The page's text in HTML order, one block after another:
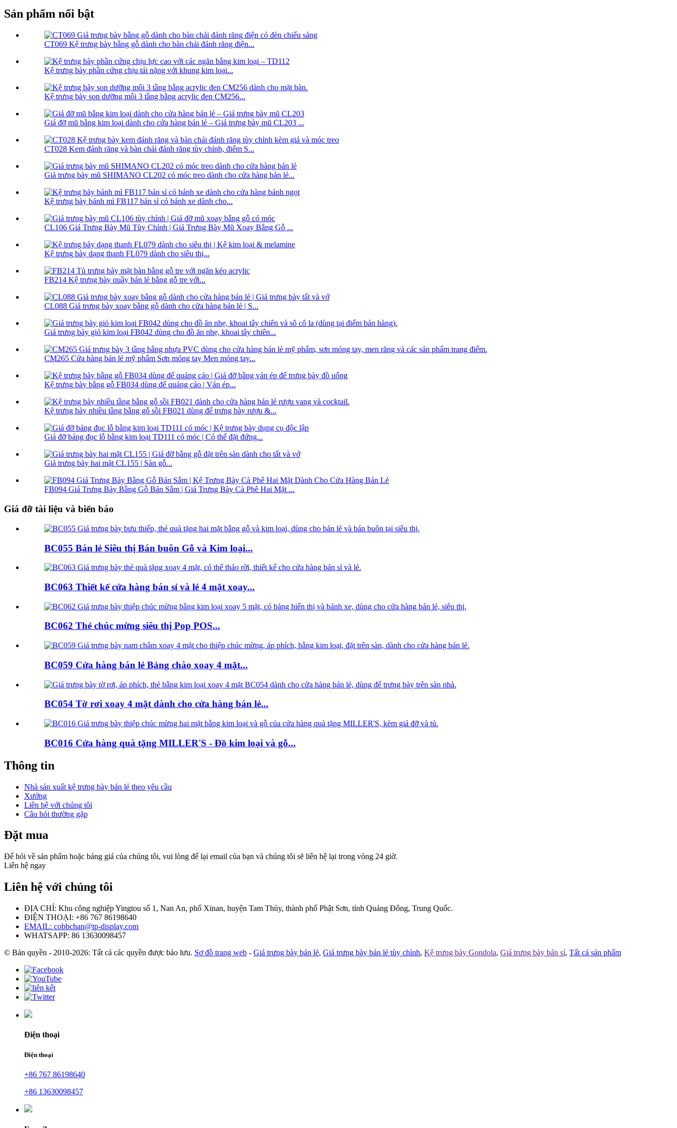
Sản phẩm nổi bật
CT069 Kệ trưng bày bằng gỗ dành cho bàn chải đánh răng điện...
Kệ trưng bày phần cứng chịu tải nặng với khung kim loại...
Kệ trưng bày son dưỡng môi 3 tầng bằng acrylic đen CM256...
Giá đỡ mũ bằng kim loại dành cho cửa hàng bán lẻ – Giá trưng bày mũ CL203 ...
CT028 Kem đánh răng và bàn chải đánh răng tùy chỉnh, điểm S...
Giá trưng bày mũ SHIMANO CL202 có móc treo dành cho cửa hàng bán lẻ...
Kệ trưng bày bánh mì FB117 bán sỉ có bánh xe dành cho...
CL106 Giá Trưng Bày Mũ Tùy Chỉnh | Giá Trưng Bày Mũ Xoay Bằng Gỗ ...
Kệ trưng bày dạng thanh FL079 dành cho siêu thị...
FB214 Kệ trưng bày quầy bán lẻ bằng gỗ tre với...
CL088 Giá trưng bày xoay bằng gỗ dành cho cửa hàng bán lẻ | S...
Giá trưng bày giỏ kim loại FB042 dùng cho đồ ăn nhẹ, khoai tây chiên...
CM265 Cửa hàng bán lẻ mỹ phẩm Sơn móng tay Men móng tay...
Kệ trưng bày bằng gỗ FB034 dùng để quảng cáo | Ván ép...
Kệ trưng bày nhiều tầng bằng gỗ sồi FB021 dùng để trưng bày rượu &...
Giá đỡ bảng đục lỗ bằng kim loại TD111 có móc | Có thể đặt đứng...
Giá trưng bày hai mặt CL155 | Sàn gỗ...
FB094 Giá Trưng Bày Bằng Gỗ Bán Sắm | Giá Trưng Bày Cà Phê Hai Mặt ...
Giá đỡ tài liệu và biển báo
BC055 Bán lẻ Siêu thị Bán buôn Gỗ và Kim loại...
BC063 Thiết kế cửa hàng bán sỉ và lẻ 4 mặt xoay...
BC062 Thẻ chúc mừng siêu thị Pop POS...
BC059 Cửa hàng bán lẻ Bảng chào xoay 4 mặt...
BC054 Tờ rơi xoay 4 mặt dành cho cửa hàng bán lẻ...
BC016 Cửa hàng quà tặng MILLER'S - Đồ kim loại và gỗ...
Thông tin
Nhà sản xuất kệ trưng bày bán lẻ theo yêu cầu
Xưởng
Liên hệ với chúng tôi
Câu hỏi thường gặp
Đặt mua
Để hỏi về sản phẩm hoặc bảng giá của chúng tôi, vui lòng để lại email của bạn và chúng tôi sẽ liên hệ lại trong vòng 24 giờ.
Liên hệ ngay
Liên hệ với chúng tôi
ĐỊA CHỈ: Khu công nghiệp Yingtou số 1, Nan An, phố Xinan, huyện Tam Thủy, thành phố Phật Sơn, tỉnh Quảng Đông, Trung Quốc.
ĐIỆN THOẠI: +86 767 86198640
EMAIL: cobbchan@tp-display.com
WHATSAPP: 86 13630098457
© Bản quyền - 2010-2026: Tất cả các quyền được bảo lưu. Sơ đồ trang web - Giá trưng bày bán lẻ, Giá trưng bày bán lẻ tùy chỉnh, Kệ trưng bày Gondola, Giá trưng bày bán sỉ, Tất cả sản phẩm
Điện thoại
Điện thoại
+86 767 86198640
+86 13630098457